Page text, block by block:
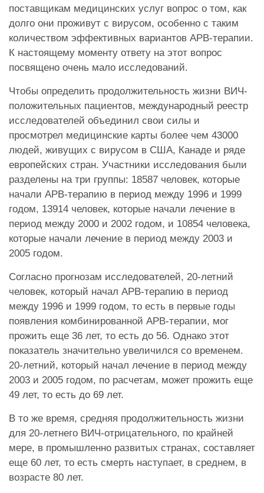
поставщикам медицинских услуг вопрос о том, как
долго они проживут с вирусом, особенно с таким
количеством эффективных вариантов АРВ-терапии.
К настоящему моменту ответу на этот вопрос
посвящено очень мало исследований.
Чтобы определить продолжительность жизни ВИЧ-
положительных пациентов, международный реестр
исследователей объединил свои силы и
просмотрел медицинские карты более чем 43000
людей, живущих с вирусом в США, Канаде и ряде
европейских стран. Участники исследования были
разделены на три группы: 18587 человек, которые
начали АРВ-терапию в период между 1996 и 1999
годом, 13914 человек, которые начали лечение в
период между 2000 и 2002 годом, и 10854 человека,
которые начали лечение в период между 2003 и
2005 годом.
Согласно прогнозам исследователей, 20-летний
человек, который начал АРВ-терапию в период
между 1996 и 1999 годом, то есть в первые годы
появления комбинированной АРВ-терапии, мог
прожить еще 36 лет, то есть до 56. Однако этот
показатель значительно увеличился со временем.
20-летний, который начал лечение в период между
2003 и 2005 годом, по расчетам, может прожить еще
49 лет, то есть до 69 лет.
В то же время, средняя продолжительность жизни
для 20-летнего ВИЧ-отрицательного, по крайней
мере, в промышленно развитых странах, составляет
еще 60 лет, то есть смерть наступает, в среднем, в
возрасте 80 лет.